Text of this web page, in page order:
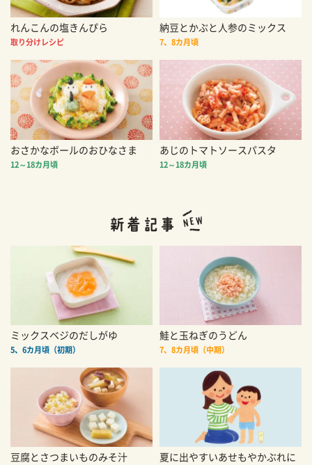
れんこんの塩きんぴら
取り分けレシピ
納豆とかぶと人参のミックス
7、8カ月頃
おさかなボールのおひなさま
12～18カ月頃
あじのトマトソースパスタ
12～18カ月頃
ミックスベジのだしがゆ
5、6カ月頃（初期）
鮭と玉ねぎのうどん
7、8カ月頃（中期）
豆腐とさつまいものみそ汁
夏に出やすいあせもやかぶれに